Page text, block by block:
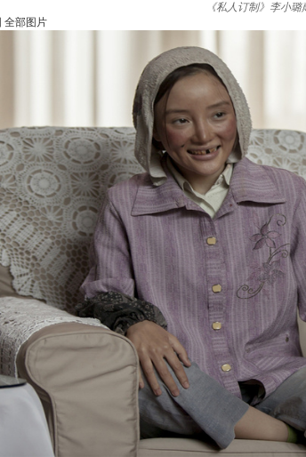
《私人订制》李小
全部图片